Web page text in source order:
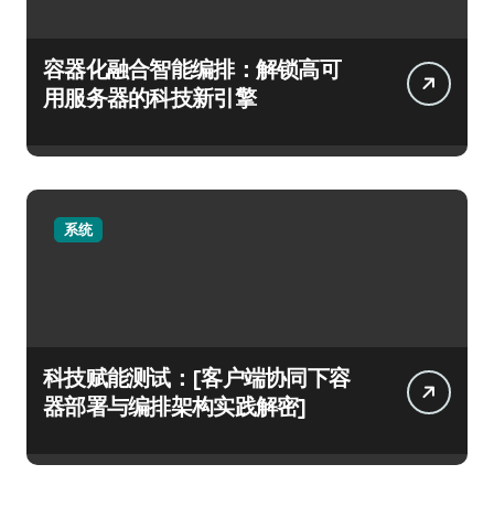
容器化融合智能编排：解锁高可
用服务器的科技新引擎
系统
科技赋能测试：[客户端协同下容
器部署与编排架构实践解密]